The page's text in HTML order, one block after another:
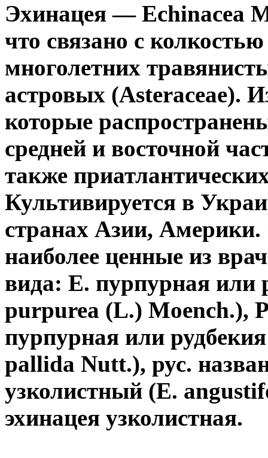
Эхинацея — Echinacea
что связано с
многолетних
астровых (Asteraceae).
которые
средней и восточной
также
Культивируется в
странах Азии,
наиболее ценные из
вида: Е. пурпурная или
purpurea (L.) Moench.),
пурпурная или
pallida Nutt.), рус.
узколистный (E.
эхинацея узколистная.